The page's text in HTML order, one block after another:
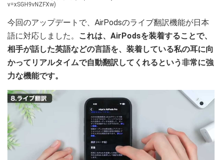
v=xSGH9vNZFXw)
今回のアップデートで、AirPodsのライブ翻訳機能が日本
語に対応しました。
これは、AirPodsを装着することで、
相手が話した英語などの言語を、装着している私の耳に向
かってリアルタイムで自動翻訳してくれるという非常に強
力な機能です。